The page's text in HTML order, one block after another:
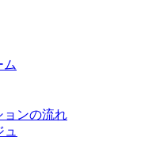
ム
ョンの流れ